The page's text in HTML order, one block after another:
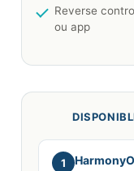
Reverse
ou app
1